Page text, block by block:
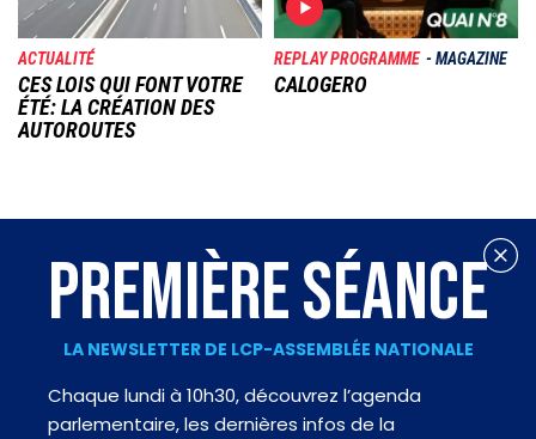
ACTUALITÉ
CES LOIS QUI FONT VOTRE
ÉTÉ: LA CRÉATION DES
AUTOROUTES
REPLAY PROGRAMME MAGAZINE
CALOGERO
PREMIÈRE SÉANCE
LA NEWSLETTER DE LCP-ASSEMBLÉE NATIONALE
Chaque lundi à 10h30, découvrez l’agenda
parlementaire, les dernières infos de la